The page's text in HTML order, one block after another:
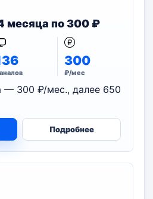
месяца по 300 ₽
300
₽/мес
— 300 ₽/мес., далее 650
Подробнее